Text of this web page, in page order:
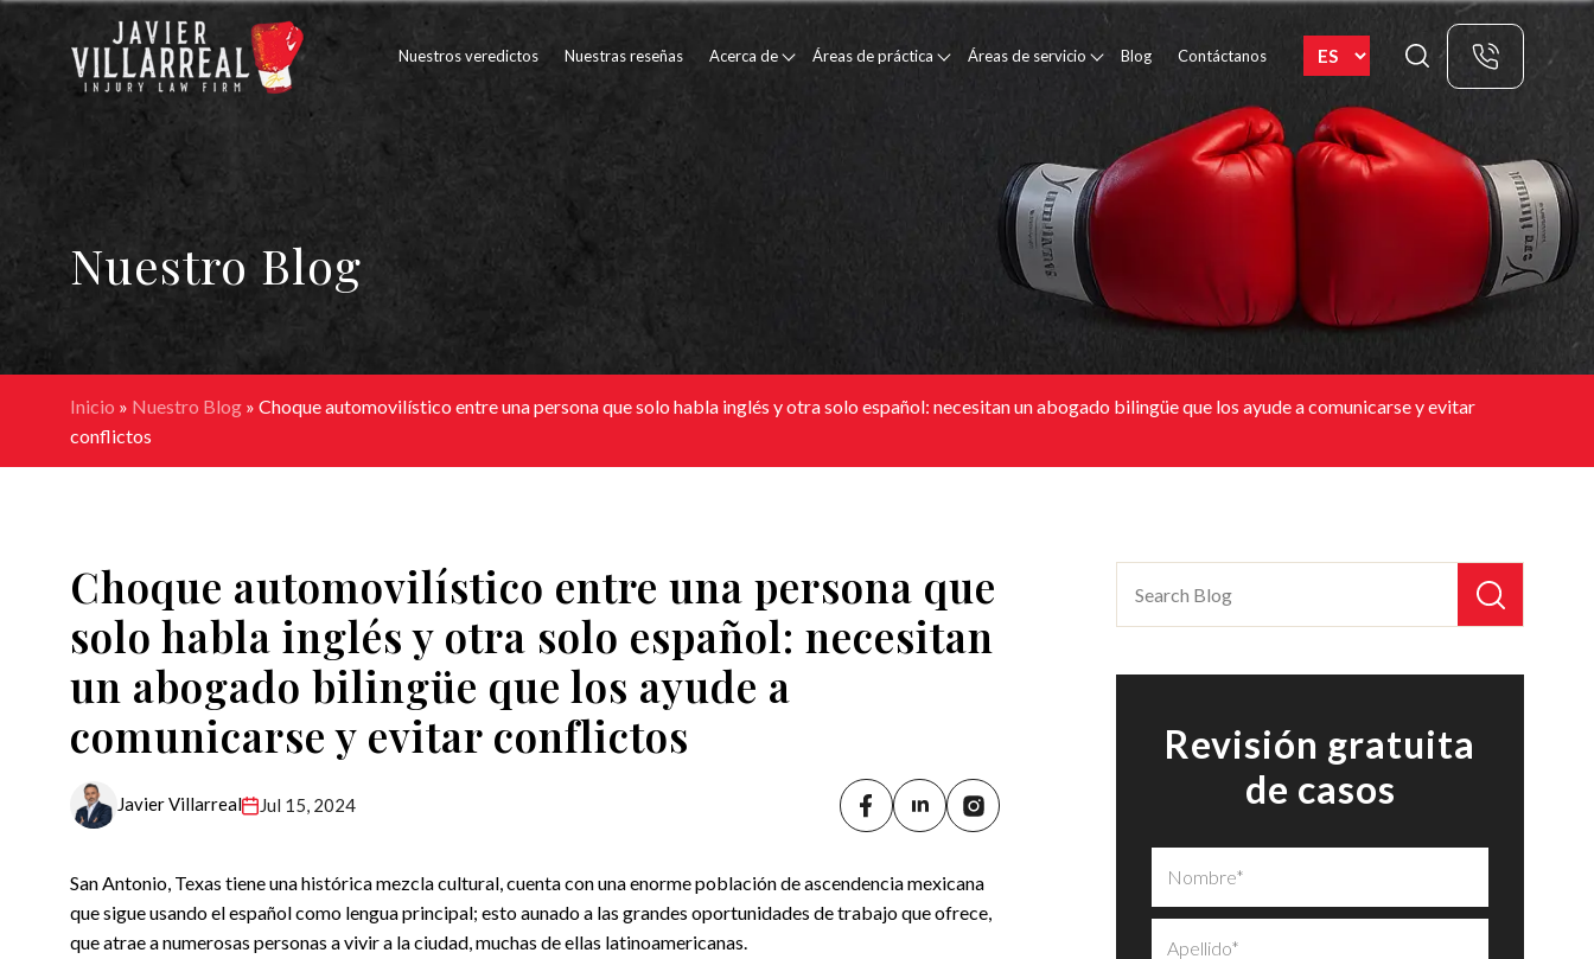
Nuestros veredictos Nuestras reseñas Acerca de Áreas de práctica Áreas de servicio Blog Contáctanos
Nuestro Blog
Inicio » Nuestro Blog » Choque automovilístico entre una persona que solo habla inglés y otra solo español: necesitan un abogado bilingüe que los ayude a comunicarse y evitar
conflictos
Choque automovilístico entre una persona que
solo habla inglés y otra solo español: necesitan
un abogado bilingüe que los ayude a
comunicarse y evitar conflictos
Javier Villarreal Jul 15, 2024
San Antonio, Texas tiene una histórica mezcla cultural, cuenta con una enorme población de ascendencia mexicana
que sigue usando el español como lengua principal; esto aunado a las grandes oportunidades de trabajo que ofrece,
que atrae a numerosas personas a vivir a la ciudad, muchas de ellas latinoamericanas.
Revisión gratuita
de casos